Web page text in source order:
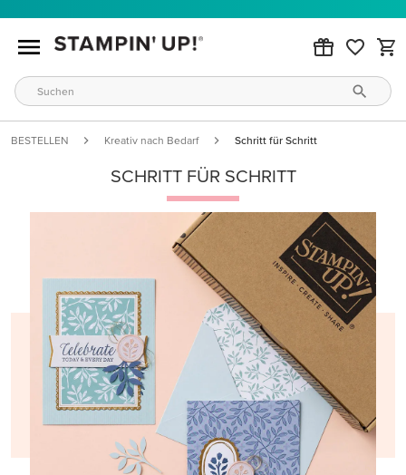
BESTELLEN Kreativ nach Bedarf Schritt für Schritt
SCHRITT FÜR SCHRITT